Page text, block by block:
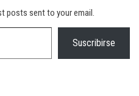
posts sent to your email.
Suscribirse